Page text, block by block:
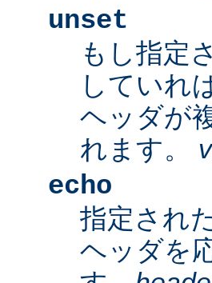
unset
もし指定
していれ
ヘッダが
れます。
echo
指定され
ヘッダを